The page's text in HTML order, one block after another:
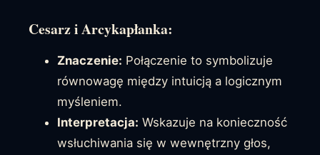
Cesarz i Arcykapłanka:
Znaczenie: Połączenie to symbolizuje
równowagę między intuicją a logicznym
myśleniem.
Interpretacja: Wskazuje na konieczność
wsłuchiwania się w wewnętrzny głos,